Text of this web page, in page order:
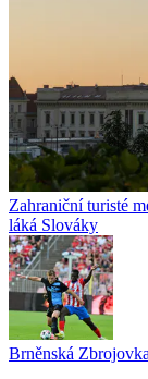
Zahraniční turisté
láká Slováky
Brněnská